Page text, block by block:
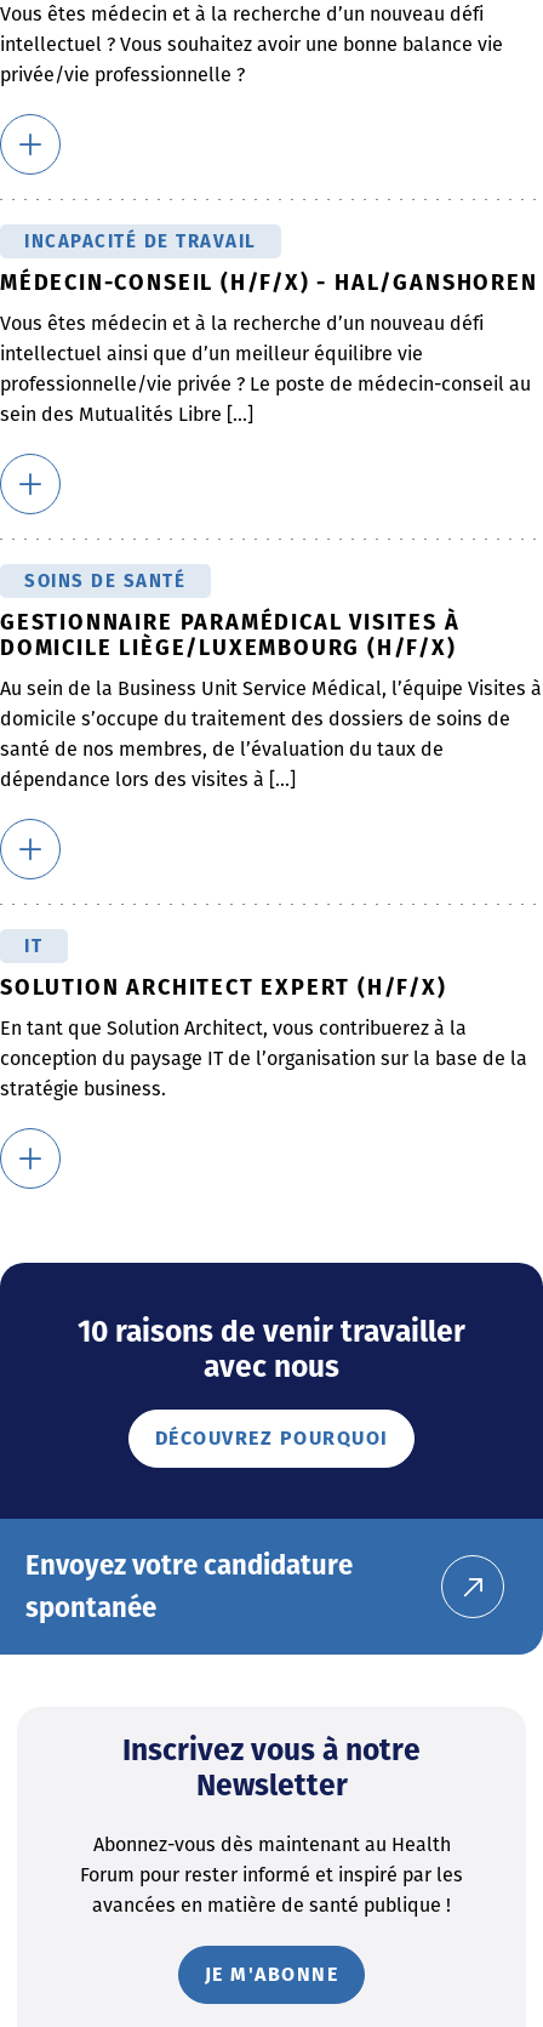
Vous êtes médecin et à la recherche d’un nouveau défi
intellectuel ? Vous souhaitez avoir une bonne balance vie
privée/vie professionnelle ?
INCAPACITÉ DE TRAVAIL
MÉDECIN-CONSEIL (H/F/X) - HAL/GANSHOREN
Vous êtes médecin et à la recherche d’un nouveau défi
intellectuel ainsi que d’un meilleur équilibre vie
professionnelle/vie privée ? Le poste de médecin-conseil au
sein des Mutualités Libre [...]
SOINS DE SANTÉ
GESTIONNAIRE PARAMÉDICAL VISITES À
DOMICILE LIÈGE/LUXEMBOURG (H/F/X)
Au sein de la Business Unit Service Médical, l’équipe Visites à
domicile s’occupe du traitement des dossiers de soins de
santé de nos membres, de l’évaluation du taux de
dépendance lors des visites à [...]
IT
SOLUTION ARCHITECT EXPERT (H/F/X)
En tant que Solution Architect, vous contribuerez à la
conception du paysage IT de l’organisation sur la base de la
stratégie business.
10 raisons de venir travailler
avec nous
DÉCOUVREZ POURQUOI
Envoyez votre candidature
spontanée
Inscrivez vous à notre
Newsletter
Abonnez-vous dès maintenant au Health
Forum pour rester informé et inspiré par les
avancées en matière de santé publique !
JE M'ABONNE